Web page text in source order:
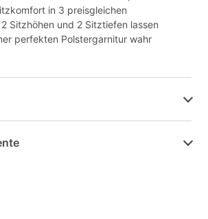
in 3 preisgleichen
Sitzhöhen und 2 Sitztiefen lassen
perfekten Polstergarnitur wahr